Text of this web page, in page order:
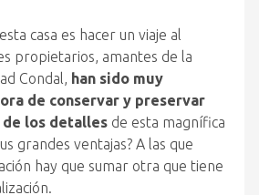
casa es hacer un viaje al
propietarios, amantes de la
Condal, han sido muy
de conservar y preservar
de los detalles de esta magnífica
grandes ventajas? A las que
hay que sumar otra que tiene